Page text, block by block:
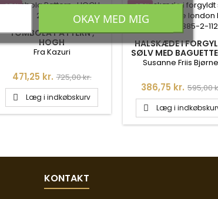
-35%
TOMBOLA PATTERN ,
HOGH
Fra Kazuri
Pris
471,25 kr. Normalpris
725,00 kr.
 Læg i indkøbskurv
-35%
HALSKÆDE I
SØLV MED
PINK KRYSTAL - 1885-
Susanne Friis
Pris
386,75 kr. 595,00
 Læg i
KONTAKT
OKAY MED MIG